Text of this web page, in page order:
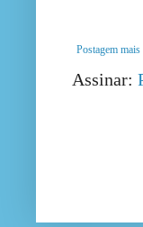
Postagem mais
Assinar: